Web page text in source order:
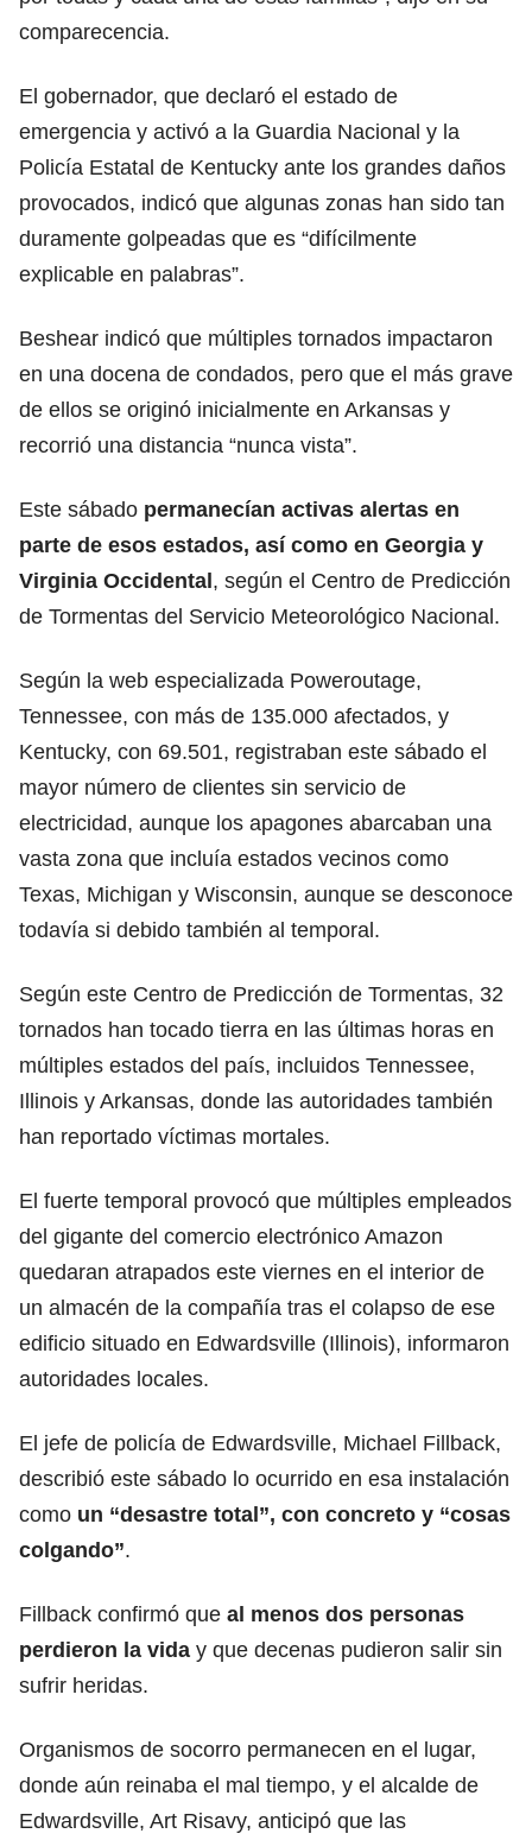
comparecencia.
El gobernador, que declaró el estado de
emergencia y activó a la Guardia Nacional y la
Policía Estatal de Kentucky ante los grandes daños
provocados, indicó que algunas zonas han sido tan
duramente golpeadas que es “difícilmente
explicable en palabras”.
Beshear indicó que múltiples tornados impactaron
en una docena de condados, pero que el más grave
de ellos se originó inicialmente en Arkansas y
recorrió una distancia “nunca vista”.
Este sábado permanecían activas alertas en
parte de esos estados, así como en Georgia y
Virginia Occidental, según el Centro de Predicción
de Tormentas del Servicio Meteorológico Nacional.
Según la web especializada Poweroutage,
Tennessee, con más de 135.000 afectados, y
Kentucky, con 69.501, registraban este sábado el
mayor número de clientes sin servicio de
electricidad, aunque los apagones abarcaban una
vasta zona que incluía estados vecinos como
Texas, Michigan y Wisconsin, aunque se desconoce
todavía si debido también al temporal.
Según este Centro de Predicción de Tormentas, 32
tornados han tocado tierra en las últimas horas en
múltiples estados del país, incluidos Tennessee,
Illinois y Arkansas, donde las autoridades también
han reportado víctimas mortales.
El fuerte temporal provocó que múltiples empleados
del gigante del comercio electrónico Amazon
quedaran atrapados este viernes en el interior de
un almacén de la compañía tras el colapso de ese
edificio situado en Edwardsville (Illinois), informaron
autoridades locales.
El jefe de policía de Edwardsville, Michael Fillback,
describió este sábado lo ocurrido en esa instalación
como un “desastre total”, con concreto y “cosas
colgando”.
Fillback confirmó que al menos dos personas
perdieron la vida y que decenas pudieron salir sin
sufrir heridas.
Organismos de socorro permanecen en el lugar,
donde aún reinaba el mal tiempo, y el alcalde de
Edwardsville, Art Risavy, anticipó que las